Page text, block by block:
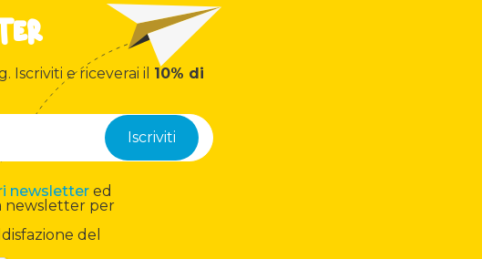
Iscriviti e riceverai il 10% di
newsletter ed
newsletter per
del